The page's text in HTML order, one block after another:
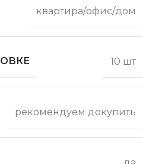
квартира/офис/дом
10 шт
рекомендуем докупить